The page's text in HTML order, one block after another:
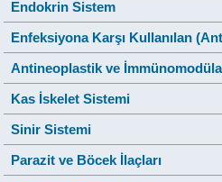
Endokrin Sistem
Enfeksiyona Karşı Kullanılan
Antineoplastik ve
Kas İskelet Sistemi
Sinir Sistemi
Parazit ve Böcek İlaçları